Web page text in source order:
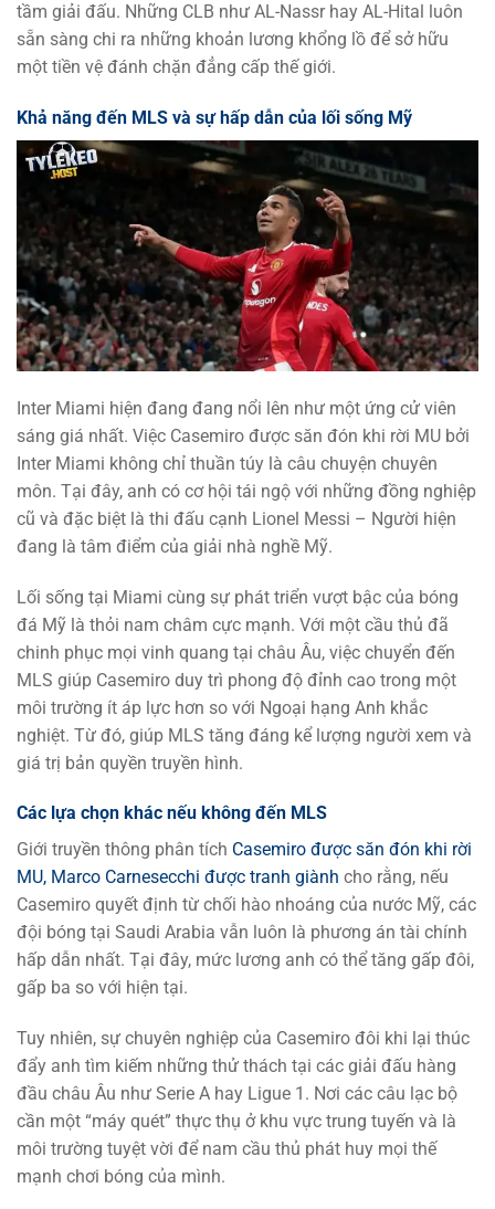
tầm giải đấu. Những CLB như AL-Nassr hay AL-Hital luôn
sẵn sàng chi ra những khoản lương khổng lồ để sở hữu
một tiền vệ đánh chặn đẳng cấp thế giới.
Khả năng đến MLS và sự hấp dẫn của lối sống Mỹ
Inter Miami hiện đang đang nổi lên như một ứng cử viên
sáng giá nhất. Việc Casemiro được săn đón khi rời MU bởi
Inter Miami không chỉ thuần túy là câu chuyện chuyên
môn. Tại đây, anh có cơ hội tái ngộ với những đồng nghiệp
cũ và đặc biệt là thi đấu cạnh Lionel Messi – Người hiện
đang là tâm điểm của giải nhà nghề Mỹ.
Lối sống tại Miami cùng sự phát triển vượt bậc của bóng
đá Mỹ là thỏi nam châm cực mạnh. Với một cầu thủ đã
chinh phục mọi vinh quang tại châu Âu, việc chuyển đến
MLS giúp Casemiro duy trì phong độ đỉnh cao trong một
môi trường ít áp lực hơn so với Ngoại hạng Anh khắc
nghiệt. Từ đó, giúp MLS tăng đáng kể lượng người xem và
giá trị bản quyền truyền hình.
Các lựa chọn khác nếu không đến MLS
Giới truyền thông phân tích Casemiro được săn đón khi rời
MU, Marco Carnesecchi được tranh giành cho rằng, nếu
Casemiro quyết định từ chối hào nhoáng của nước Mỹ, các
đội bóng tại Saudi Arabia vẫn luôn là phương án tài chính
hấp dẫn nhất. Tại đây, mức lương anh có thể tăng gấp đôi,
gấp ba so với hiện tại.
Tuy nhiên, sự chuyên nghiệp của Casemiro đôi khi lại thúc
đẩy anh tìm kiếm những thử thách tại các giải đấu hàng
đầu châu Âu như Serie A hay Ligue 1. Nơi các câu lạc bộ
cần một “máy quét” thực thụ ở khu vực trung tuyến và là
môi trường tuyệt vời để nam cầu thủ phát huy mọi thế
mạnh chơi bóng của mình.